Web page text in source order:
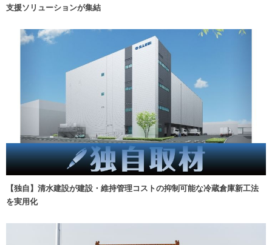
支援ソリューションが集結
【独自】清水建設が建設・維持管理コストの抑制可能な冷蔵倉庫新工法
を実用化